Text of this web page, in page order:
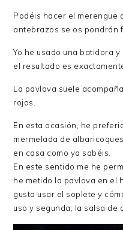
Podéis hacer el merengue
antebrazos se os pondrán
Yo he usado una batidora
el resultado es
La pavlova suele
rojos.
En esta ocasión, he
mermelada de
en casa como ya sabéis.
En este sentido me he
he metido la pavlova en el
gusta usar el soplete y
uso y segunda; la salsa de